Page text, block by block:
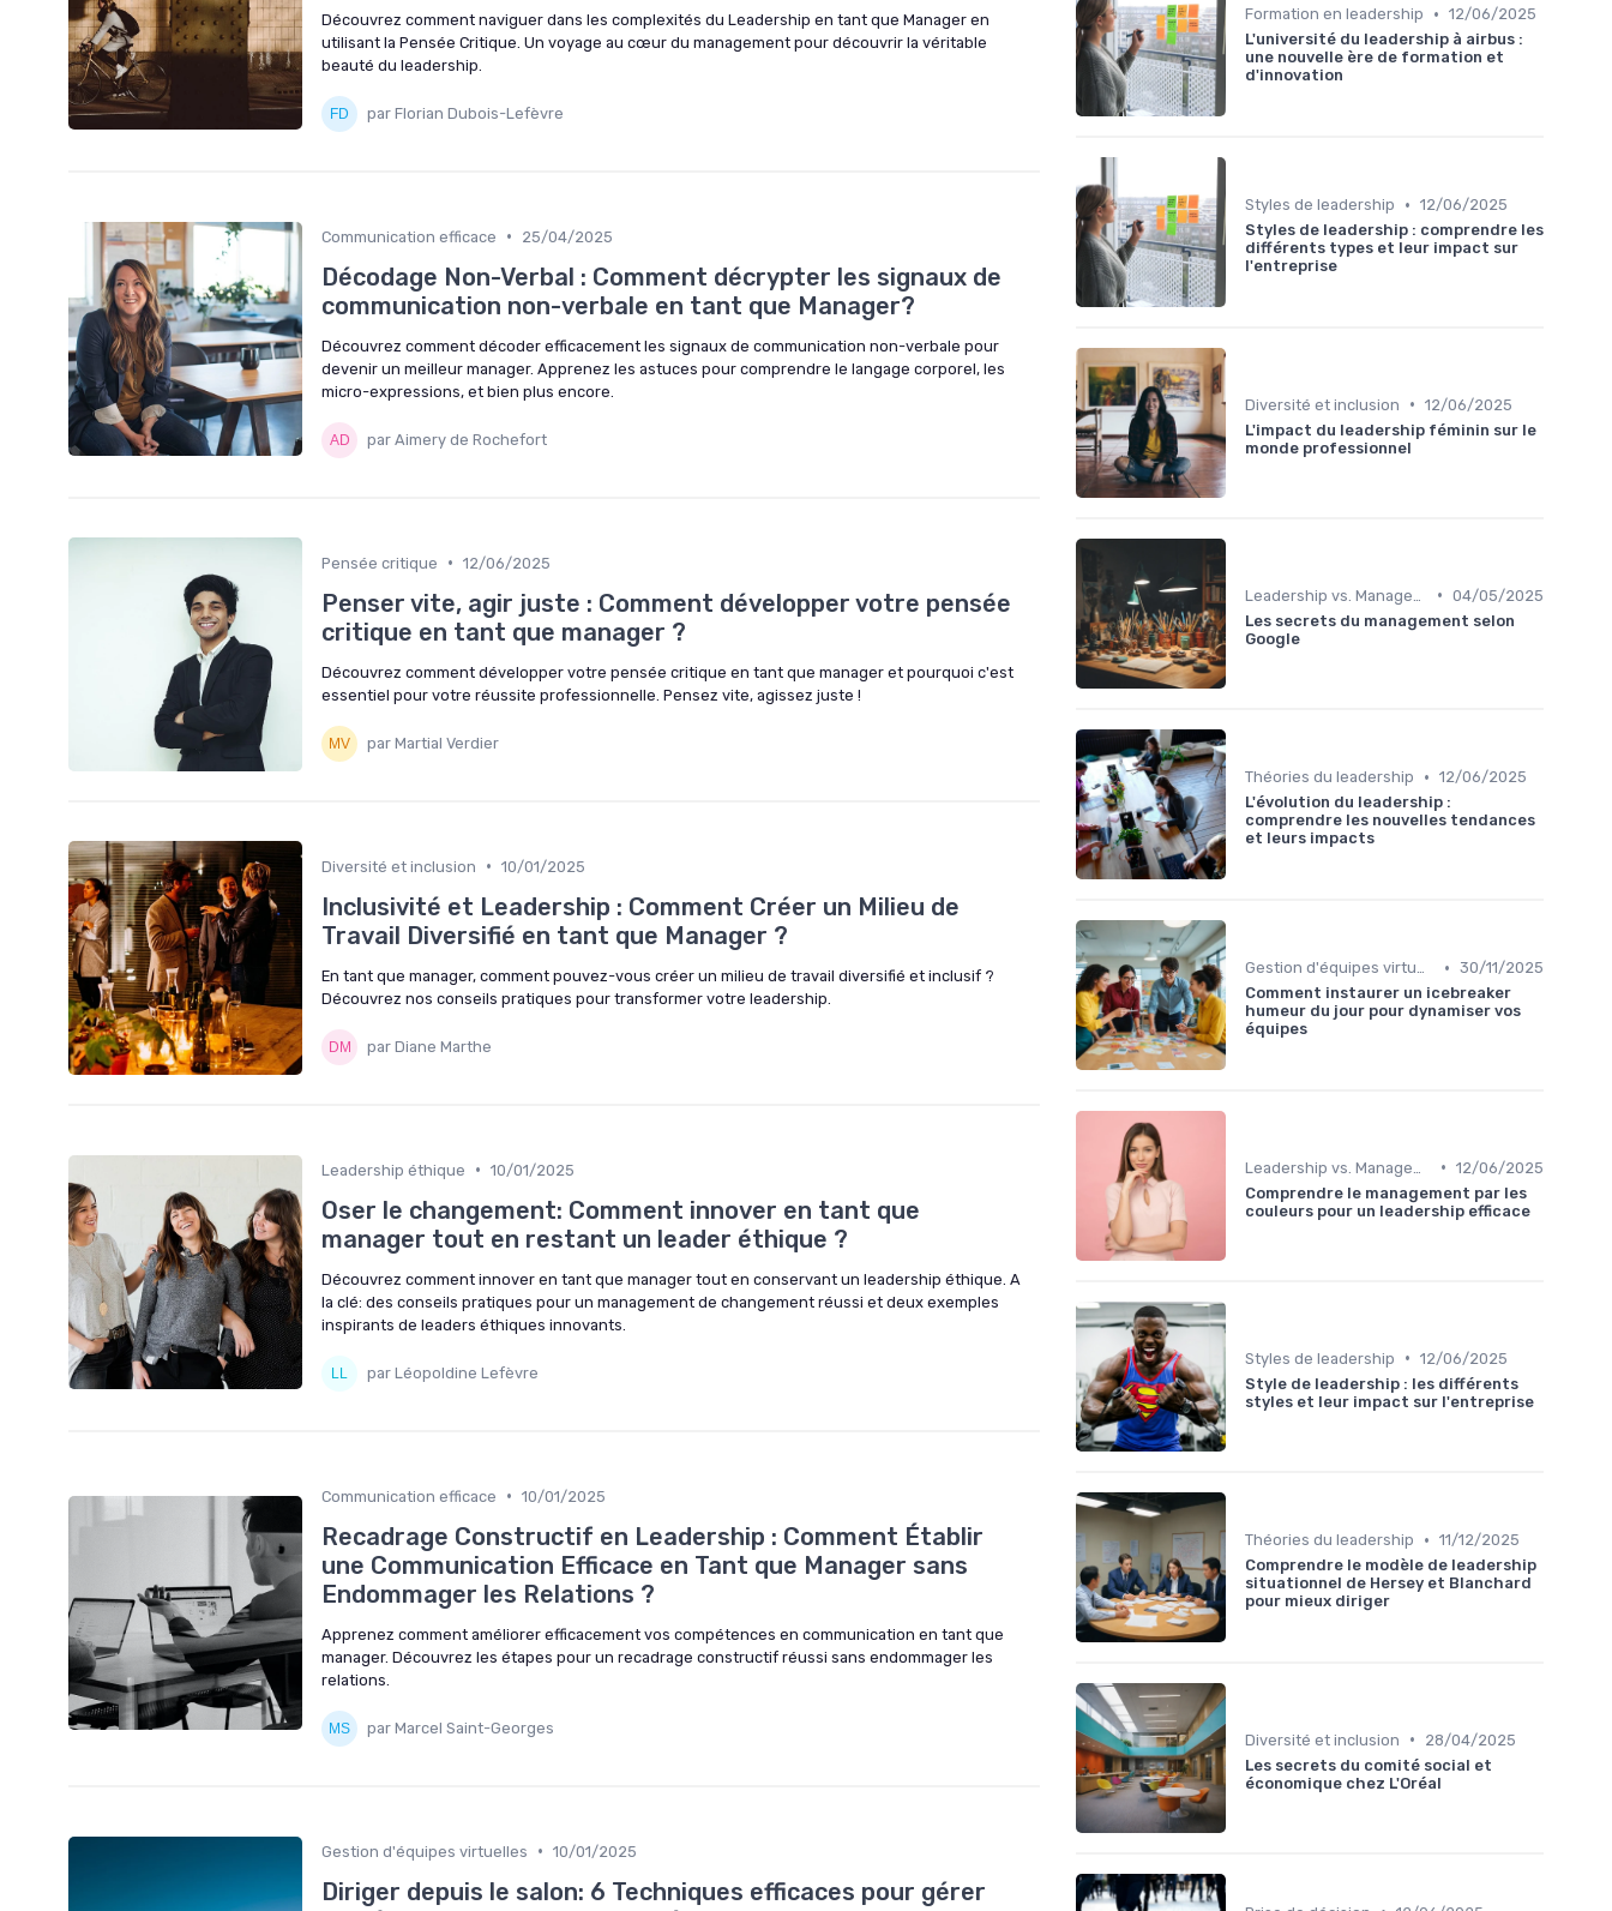
Découvrez comment naviguer dans les complexités du Leadership en tant que Manager en
utilisant la Pensée Critique. Un voyage au cœur du management pour découvrir la véritable
beauté du leadership.
par Florian Dubois-Lefèvre
Communication efficace • 25/04/2025
Décodage Non-Verbal : Comment décrypter les signaux de
communication non-verbale en tant que Manager?
Découvrez comment décoder efficacement les signaux de communication non-verbale pour
devenir un meilleur manager. Apprenez les astuces pour comprendre le langage corporel, les
micro-expressions, et bien plus encore.
par Aimery de Rochefort
Pensée critique • 12/06/2025
Penser vite, agir juste : Comment développer votre pensée
critique en tant que manager ?
Découvrez comment développer votre pensée critique en tant que manager et pourquoi c'est
essentiel pour votre réussite professionnelle. Pensez vite, agissez juste !
par Martial Verdier
Diversité et inclusion • 10/01/2025
Inclusivité et Leadership : Comment Créer un Milieu de
Travail Diversifié en tant que Manager ?
En tant que manager, comment pouvez-vous créer un milieu de travail diversifié et inclusif ?
Découvrez nos conseils pratiques pour transformer votre leadership.
par Diane Marthe
Leadership éthique • 10/01/2025
Oser le changement: Comment innover en tant que
manager tout en restant un leader éthique ?
Découvrez comment innover en tant que manager tout en conservant un leadership éthique. A
la clé: des conseils pratiques pour un management de changement réussi et deux exemples
inspirants de leaders éthiques innovants.
par Léopoldine Lefèvre
Communication efficace • 10/01/2025
Recadrage Constructif en Leadership : Comment Établir
une Communication Efficace en Tant que Manager sans
Endommager les Relations ?
Apprenez comment améliorer efficacement vos compétences en communication en tant que
manager. Découvrez les étapes pour un recadrage constructif réussi sans endommager les
relations.
par Marcel Saint-Georges
Gestion d'équipes virtuelles • 10/01/2025
Diriger depuis le salon: 6 Techniques efficaces pour gérer
Formation en leadership • 12/06/2025
L'université du leadership à airbus :
une nouvelle ère de formation et
d'innovation
Styles de leadership • 12/06/2025
Styles de leadership : comprendre les
différents types et leur impact sur
l'entreprise
Diversité et inclusion • 12/06/2025
L'impact du leadership féminin sur le
monde professionnel
• 04/05/2025
Les secrets du management selon
Google
Théories du leadership • 12/06/2025
L'évolution du leadership :
comprendre les nouvelles tendances
et leurs impacts
Gestion d'équipes virtuelles • 30/11/2025
Comment instaurer un icebreaker
humeur du jour pour dynamiser vos
équipes
• 12/06/2025
Comprendre le management par les
couleurs pour un leadership efficace
Styles de leadership • 12/06/2025
Style de leadership : les différents
styles et leur impact sur l'entreprise
Théories du leadership • 11/12/2025
Comprendre le modèle de leadership
situationnel de Hersey et Blanchard
pour mieux diriger
Diversité et inclusion •
28/04/2025
Les secrets du comité social et
économique chez L'Oréal